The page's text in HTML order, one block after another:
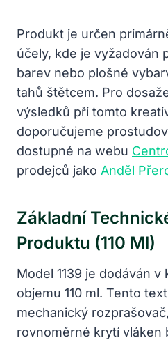
Produkt je určen
účely, kde je vyžadován
barev nebo plošné
tahů štětcem. Pro
výsledků při tomto
doporučujeme
dostupné na webu
prodejců jako Anděl
Základní
Produktu (110 Ml)
Model 1139 je dodáván
objemu 110 ml. Tento
mechanický
rovnoměrné krytí vláken